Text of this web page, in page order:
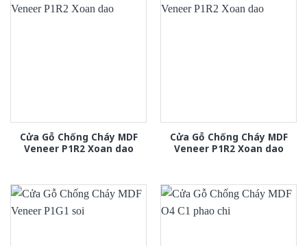
Cửa Gỗ Chống Cháy MDF
Veneer P1R2 Xoan dao
Cửa Gỗ Chống Cháy MDF
Veneer P1R2 Xoan dao